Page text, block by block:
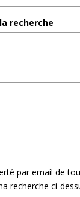
recherche
par email de
recherche ci-